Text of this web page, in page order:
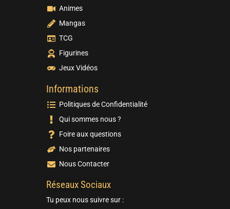
Animes
Mangas
TCG
Figurines
Jeux Vidéos
Informations
Politiques de Confidentialité
Qui sommes nous ?
Foire aux questions
Nos partenaires
Nous Contacter
Réseaux Sociaux
Tu peux nous suivre sur :